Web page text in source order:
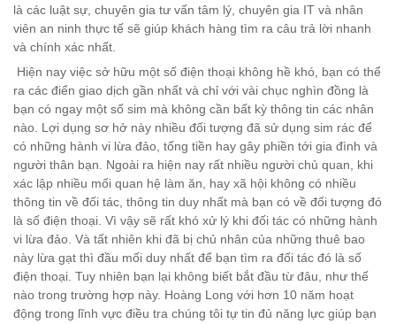
là các luật sự, chuyên gia tư vấn tâm lý, chuyên gia IT và nhân
viên an ninh thực tế sẽ giúp khách hàng tìm ra câu trả lời nhanh
và chính xác nhất.
Hiện nay việc sở hữu một số điện thoại không hề khó, bạn có thể
ra các điển giao dịch gần nhất và chỉ với vài chục nghìn đồng là
bạn có ngay một số sim mà không cần bất kỳ thông tin các nhân
nào. Lợi dụng sơ hở này nhiều đối tượng đã sử dụng sim rác để
có những hành vi lừa đảo, tống tiền hay gây phiền tới gia đình và
người thân bạn. Ngoài ra hiện nay rất nhiều người chủ quan, khi
xác lập nhiều mối quan hệ làm ăn, hay xã hội không có nhiều
thông tin về đối tác, thông tin duy nhất mà bạn có về đối tượng đó
là số điện thoại. Vì vậy sẽ rất khó xử lý khi đối tác có những hành
vi lừa đảo. Và tất nhiên khi đã bị chủ nhân của những thuê bao
này lừa gạt thì đầu mối duy nhất để bạn tìm ra đối tác đó là số
điện thoại. Tuy nhiên bạn lại không biết bắt đầu từ đâu, như thế
nào trong trường hợp này. Hoàng Long với hơn 10 năm hoạt
động trong lĩnh vực điều tra chúng tôi tự tin đủ năng lực giúp bạn